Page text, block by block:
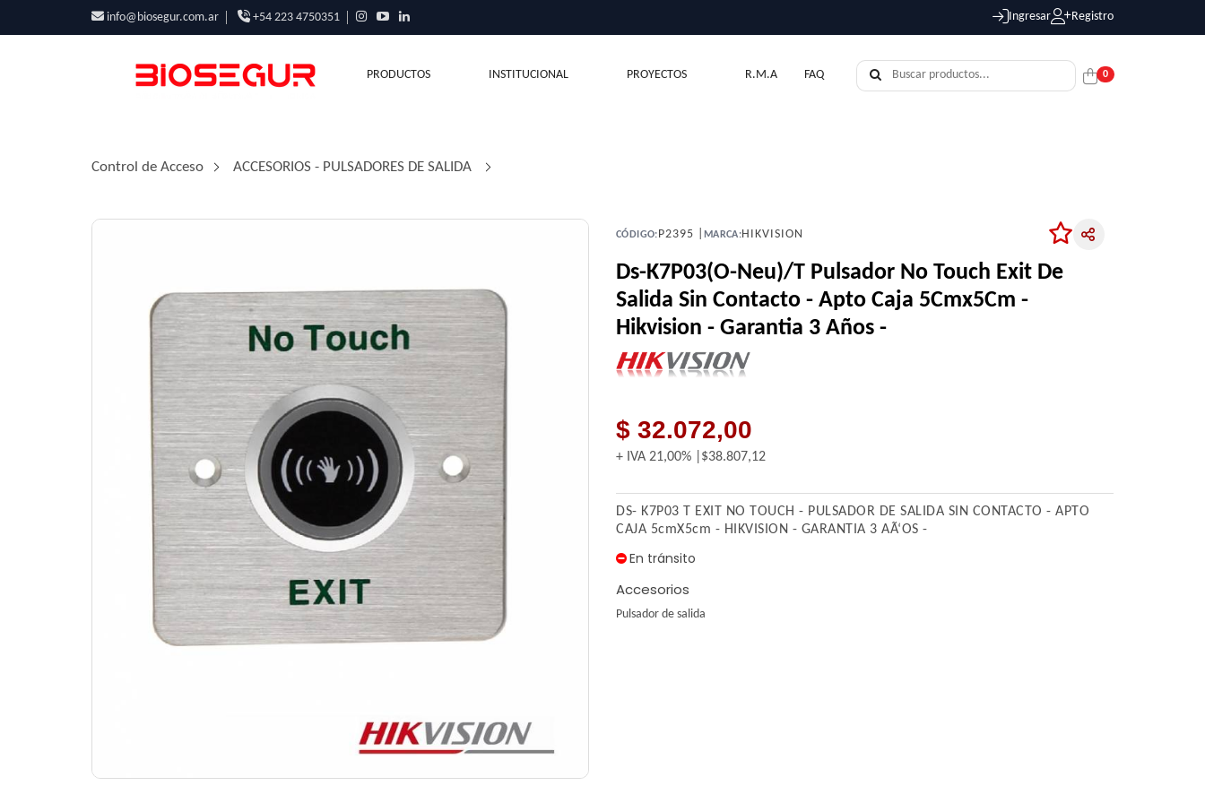
info@biosegur.com.ar +54 223 4750351 Ingresar Registro
0
PRODUCTOS INSTITUCIONAL PROYECTOS R.M.A FAQ
Control de Acceso ACCESORIOS - PULSADORES DE SALIDA
CÓDIGO: P2395 | MARCA:HIKVISION
Ds-K7P03(O-Neu)/T Pulsador No Touch Exit De
Salida Sin Contacto - Apto Caja 5Cmx5Cm -
Hikvision - Garantia 3 Años -
$ 32.072,00
+ IVA 21,00% $38.807,12
DS- K7P03 T EXIT NO TOUCH - PULSADOR DE SALIDA SIN CONTACTO - APTO
CAJA 5cmX5cm - HIKVISION - GARANTIA 3 AÃ‘OS -
En tránsito
Accesorios
Pulsador de salida